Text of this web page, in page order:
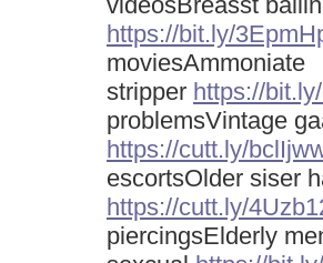
https://bit.ly/
moviesAmmoniate
stripper https://
problemsVintage
https://cutt.ly/
escortsOlder siser
https://cutt.ly/
piercingsElderly